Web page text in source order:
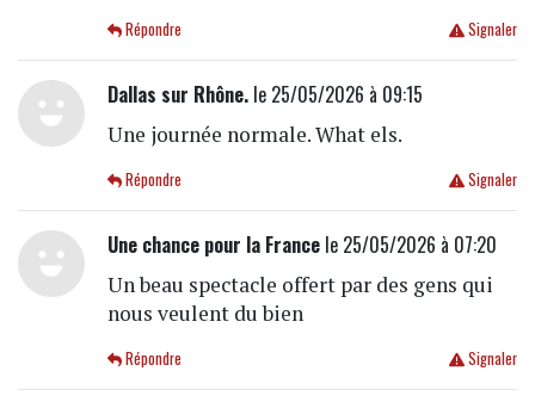
Signaler
Répondre
Dallas sur Rhône.le 25/05/2026 à 09:15
Une journée normale. What els.
Signaler
Répondre
Une chance pour la Francele 25/05/2026 à 07:20
Un beau spectacle offert par des gens qui
nous veulent du bien
Signaler
Répondre